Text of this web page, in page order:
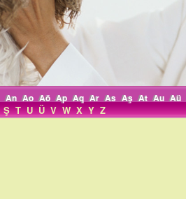
An Ao Aö Ap Aq Ar As Aş At Au Aü
Ş T U Ü V W X Y Z